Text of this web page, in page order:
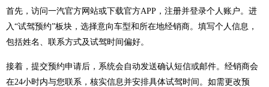
首先，访问一汽官方网站或下载官方APP，注册并登录个人账户。进
入“试驾预约”板块，选择意向车型和所在地经销商。填写个人信息，
包括姓名、联系方式及试驾时间偏好。
接着，提交预约申请后，系统会自动发送确认短信或邮件。经销商会
在24小时内与您联系，核实信息并安排具体试驾时间。如需更改预